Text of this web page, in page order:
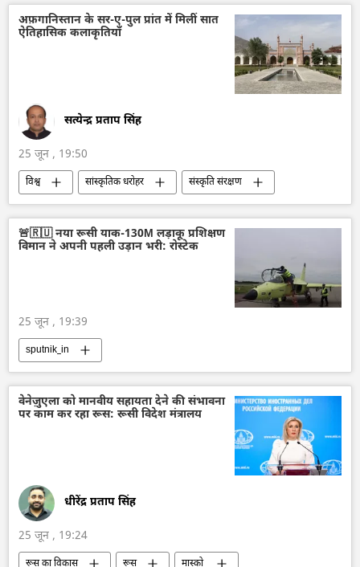
रूस
अफ़गानिस्तान के सर-ए-पुल प्रांत में मिलीं सात
ऐतिहासिक कलाकृतियाँ
सत्येन्द्र प्रताप सिंह
25 जून , 19:50
विश्व सांस्कृतिक धरोहर
संस्कृति संरक्षण
प्रकृति संरक्षण
तेल
🚨🇷🇺 नया रूसी याक-130M लड़ाकू प्रशिक्षण
विमान ने अपनी पहली उड़ान भरी: रोस्टेक
25 जून , 19:39
sputnik_in
वेनेज़ुएला को मानवीय सहायता देने की संभावना
पर काम कर रहा रूस: रूसी विदेश मंत्रालय
धीरेंद्र प्रताप सिंह
25 जून , 19:24
रूस का विकास रूस
मास्को